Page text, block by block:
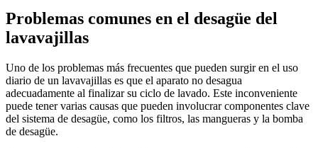
Problemas comunes en el desagüe del
lavavajillas
Uno de los problemas más frecuentes que pueden surgir en el uso
diario de un lavavajillas es que el aparato no desagua
adecuadamente al finalizar su ciclo de lavado. Este inconveniente
puede tener varias causas que pueden involucrar componentes clave
del sistema de desagüe, como los filtros, las mangueras y la bomba
de desagüe.